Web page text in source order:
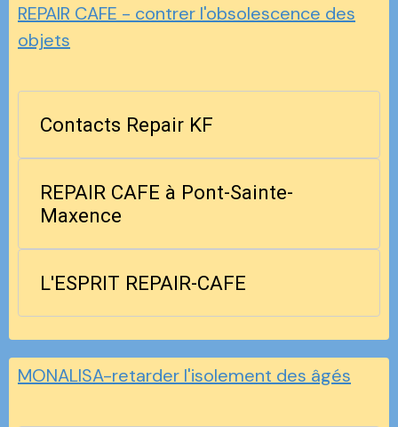
REPAIR CAFE - contrer l'obsolescence des
objets
Contacts Repair KF
REPAIR CAFE à Pont-Sainte-
Maxence
L'ESPRIT REPAIR-CAFE
MONALISA-retarder l'isolement des âgés